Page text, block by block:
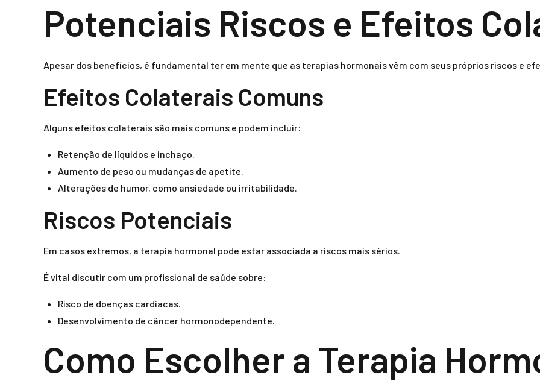
Potenciais Riscos e Efeitos
Apesar dos benefícios, é fundamental ter em mente que as terapias hormonais vêm com seus próprios riscos e
Efeitos Colaterais Comuns
Alguns efeitos colaterais são mais comuns e podem incluir:
Retenção de líquidos e inchaço.
Aumento de peso ou mudanças de apetite.
Alterações de humor, como ansiedade ou irritabilidade.
Riscos Potenciais
Em casos extremos, a terapia hormonal pode estar associada a riscos mais sérios.
É vital discutir com um profissional de saúde sobre:
Risco de doenças cardíacas.
Desenvolvimento de câncer hormonodependente.
Como Escolher a Terapia